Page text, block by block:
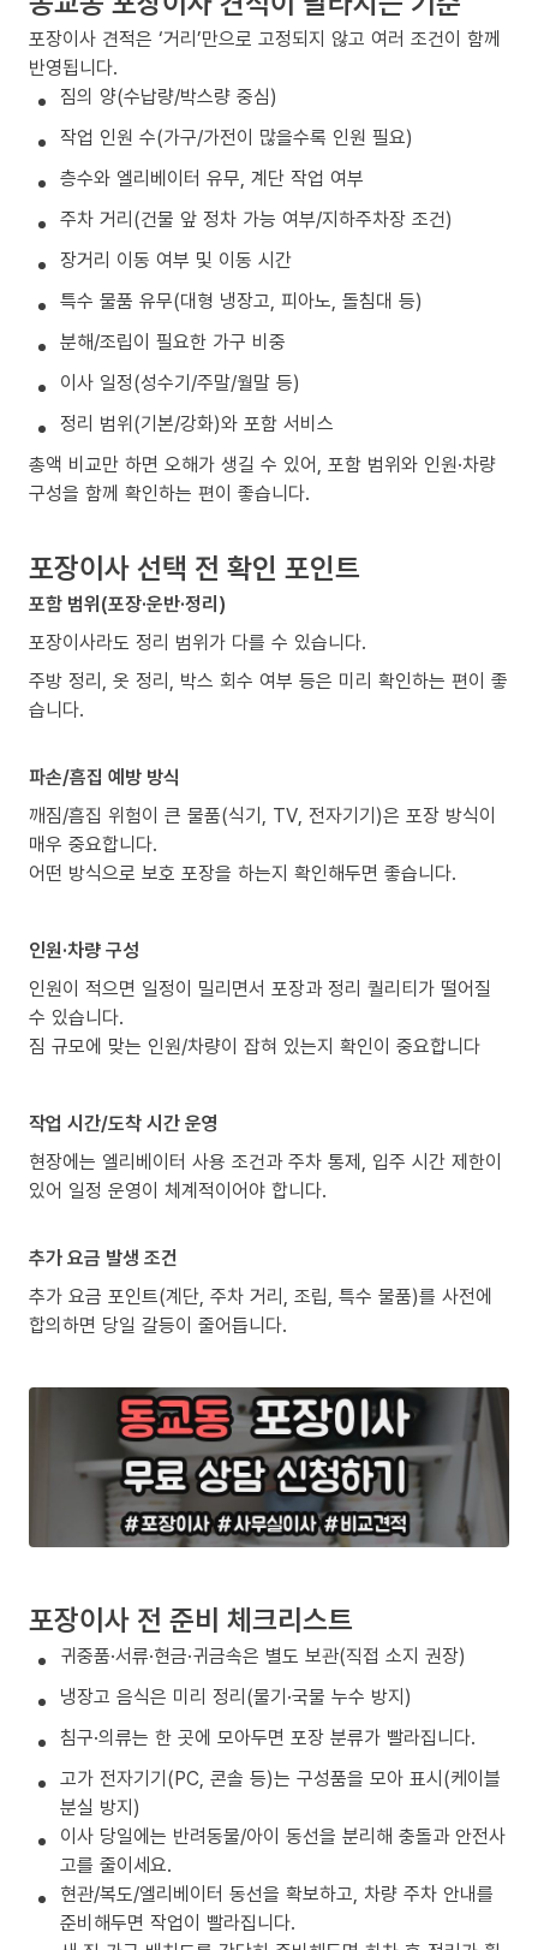
포장이사 견적은 ‘거리’만으로 고정되지 않고 여러 조건이 함께
반영됩니다.
짐의 양(수납량/박스량 중심)
작업 인원 수(가구/가전이 많을수록 인원 필요)
층수와 엘리베이터 유무, 계단 작업 여부
주차 거리(건물 앞 정차 가능 여부/지하주차장 조건)
장거리 이동 여부 및 이동 시간
특수 물품 유무(대형 냉장고, 피아노, 돌침대 등)
분해/조립이 필요한 가구 비중
이사 일정(성수기/주말/월말 등)
정리 범위(기본/강화)와 포함 서비스
총액 비교만 하면 오해가 생길 수 있어, 포함 범위와 인원·차량
구성을 함께 확인하는 편이 좋습니다.
포장이사 선택 전 확인 포인트
포함 범위(포장·운반·정리)
포장이사라도 정리 범위가 다를 수 있습니다.
주방 정리, 옷 정리, 박스 회수 여부 등은 미리 확인하는 편이 좋
습니다.
파손/흠집 예방 방식
깨짐/흠집 위험이 큰 물품(식기, TV, 전자기기)은 포장 방식이
매우 중요합니다.
어떤 방식으로 보호 포장을 하는지 확인해두면 좋습니다.
인원·차량 구성
인원이 적으면 일정이 밀리면서 포장과 정리 퀄리티가 떨어질
수 있습니다.
짐 규모에 맞는 인원/차량이 잡혀 있는지 확인이 중요합니다
작업 시간/도착 시간 운영
현장에는 엘리베이터 사용 조건과 주차 통제, 입주 시간 제한이
있어 일정 운영이 체계적이어야 합니다.
추가 요금 발생 조건
추가 요금 포인트(계단, 주차 거리, 조립, 특수 물품)를 사전에
합의하면 당일 갈등이 줄어듭니다.
포장이사 전 준비 체크리스트
귀중품·서류·현금·귀금속은 별도 보관(직접 소지 권장)
냉장고 음식은 미리 정리(물기·국물 누수 방지)
침구·의류는 한 곳에 모아두면 포장 분류가 빨라집니다.
고가 전자기기(PC, 콘솔 등)는 구성품을 모아 표시(케이블
분실 방지)
이사 당일에는 반려동물/아이 동선을 분리해 충돌과 안전사
고를 줄이세요.
현관/복도/엘리베이터 동선을 확보하고, 차량 주차 안내를
준비해두면 작업이 빨라집니다.